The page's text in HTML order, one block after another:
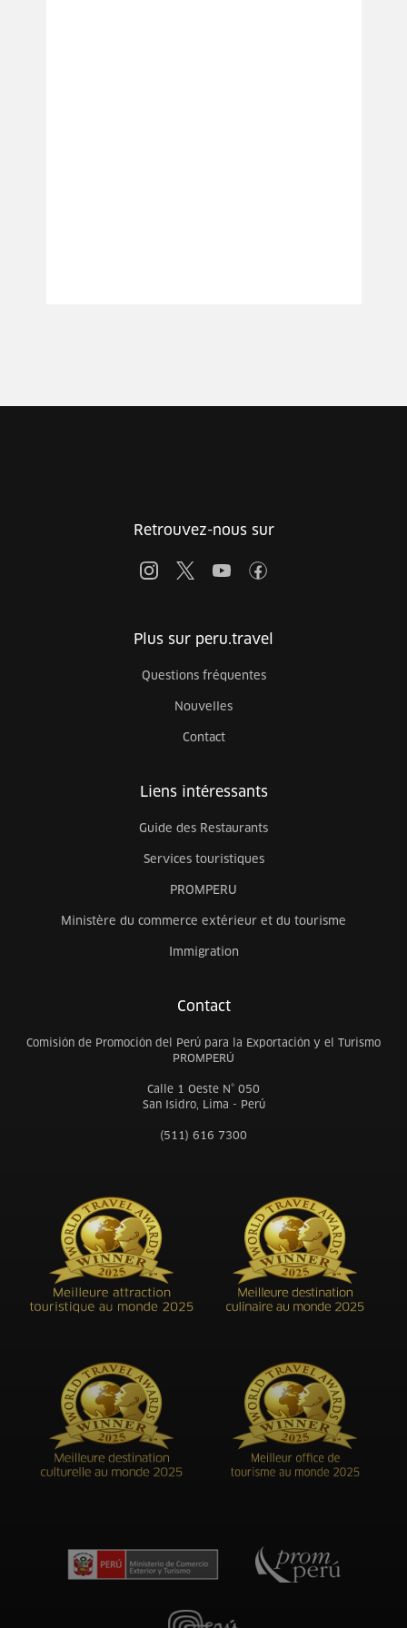
Retrouvez-nous sur
Plus sur peru.travel
Questions fréquentes
Nouvelles
Contact
Liens intéressants
Guide des Restaurants
Services touristiques
PROMPERU
Ministère du commerce extérieur et du tourisme
Immigration
Contact
Comisión de Promoción del Perú para la Exportación y el Turismo
PROMPERÚ
Calle 1 Oeste N° 050
San Isidro, Lima - Perú
(511) 616 7300